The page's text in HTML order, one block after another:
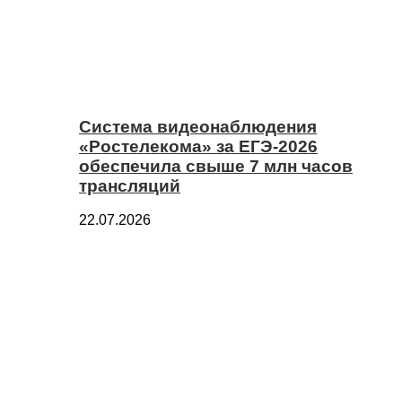
Система видеонаблюдения
«Ростелекома» за ЕГЭ-2026
обеспечила свыше 7 млн часов
трансляций
22.07.2026